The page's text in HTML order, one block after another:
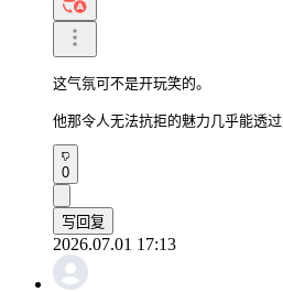
这气氛可不是开玩笑的。
他那令人无法抗拒的魅力几乎能透过
0
写回复
2026.07.01 17:13